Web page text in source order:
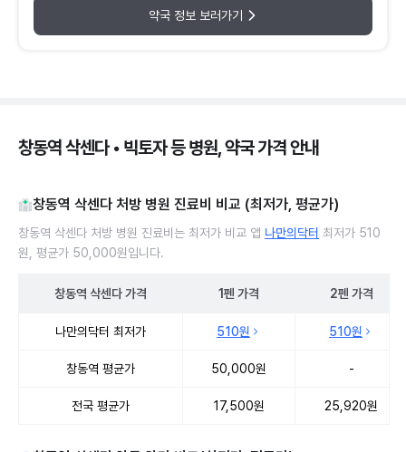
약국 정보 보러가기
창동역 삭센다 • 빅토자 등 병원, 약국 가격 안내
창동역 삭센다 처방 병원 진료비 비교 (최저가, 평균가)
창동역 삭센다 처방 병원 진료비는 최저가 비교 앱 나만의닥터 최저가 510
원, 평균가 50,000원입니다.
창동역 삭센다가격 1펜 가격 2펜 가격
나만의닥터 최저가 510원 510원
창동역 평균가 50,000원 -
전국 평균가 17,500원 25,920원